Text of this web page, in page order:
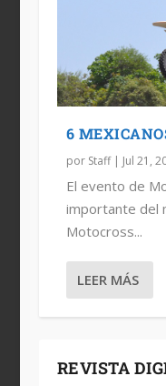
6
por Staff| Jul 21,
El evento de
importante del
Motocross...
LEER MÁS
REVISTA